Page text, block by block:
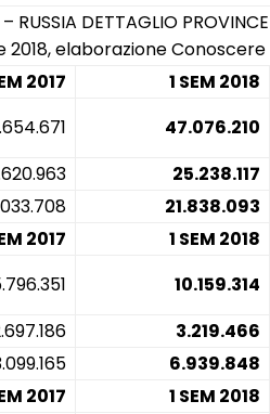
RUSSIA DETTAGLIO PROVINCE
2018, elaborazione Conoscere
2017 1 SEM 2018
47.076.210
25.238.117
21.838.093
2017 1 SEM 2018
10.159.314
3.219.466
6.939.848
2017 1 SEM 2018